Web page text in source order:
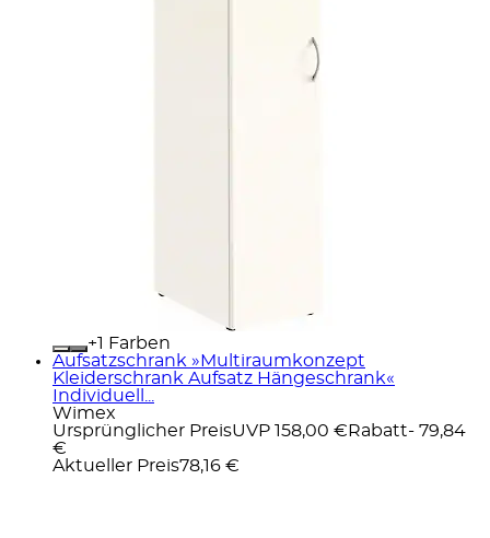
+
Farben
Aufsatzschrank »Multiraumkonzept
Kleiderschrank Aufsatz Hängeschrank«
Individuell...
Wimex
Ursprünglicher PreisUVP 158,00 € Rabatt- 79,84
€
Aktueller Preis78,16 €